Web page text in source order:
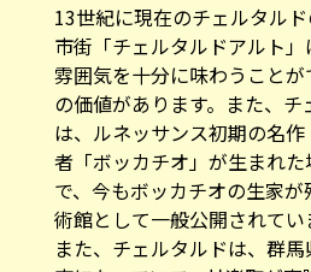
13世紀に現在のチェルタル
市街「チェルタルドアルト
雰囲気を十分に味わうこと
の価値があります。また、
は、ルネッサンス初期の名
者「ボッカチオ」が生まれ
で、今もボッカチオの生家
術館として一般公開されてい
また、チェルタルドは、群